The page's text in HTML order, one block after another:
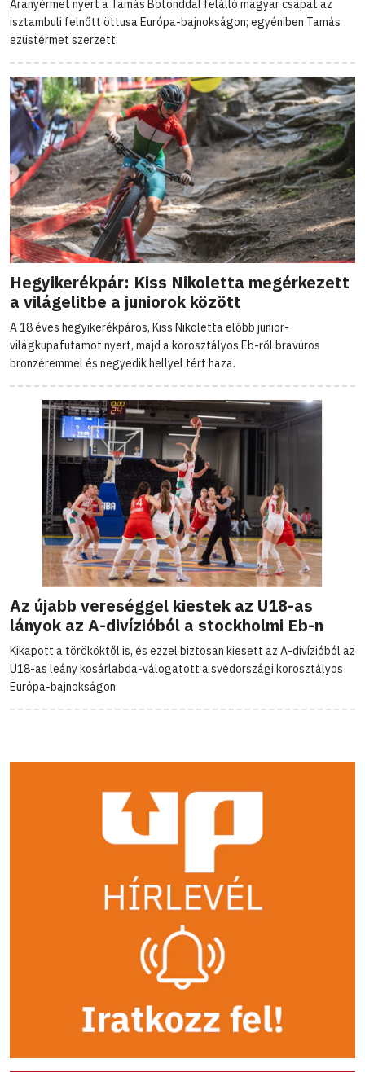
Aranyérmet nyert a Tamás Botonddal felálló magyar csapat az
isztambuli felnőtt öttusa Európa-bajnokságon; egyéniben Tamás
ezüstérmet szerzett.
Hegyikerékpár: Kiss Nikoletta megérkezett
a világelitbe a juniorok között
A 18 éves hegyikerékpáros, Kiss Nikoletta előbb junior-
világkupafutamot nyert, majd a korosztályos Eb-ről bravúros
bronzéremmel és negyedik hellyel tért haza.
Az újabb vereséggel kiestek az U18-as
lányok az A-divízióból a stockholmi Eb-n
Kikapott a törököktől is, és ezzel biztosan kiesett az A-divízióból az
U18-as leány kosárlabda-válogatott a svédországi korosztályos
Európa-bajnokságon.